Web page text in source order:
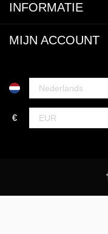
INFORMATIE
MIJN ACCOUNT
€